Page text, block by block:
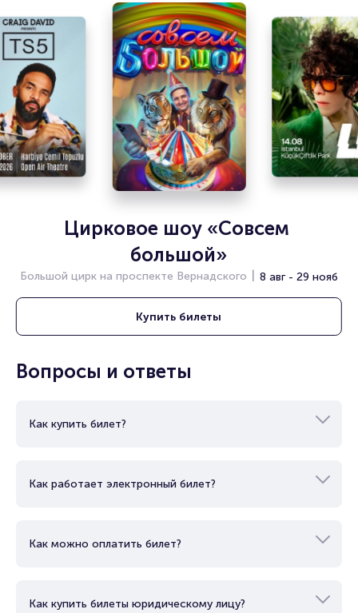
Цирковое шоу «Совсем
большой»
Большой цирк на проспекте Вернадского 8 авг - 29 нояб
Купить билеты
Вопросы и ответы
Как купить билет?
Как работает электронный билет?
Как можно оплатить билет?
Как купить билеты юридическому лицу?